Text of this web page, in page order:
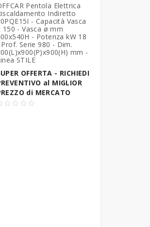
Pentola Elettrica
Indiretto
- Capacità Vasca
150 - Vasca ø mm
- Potenza kW 18
Prof. Serie 980 - Dim.
mm -
STILE
OFFERTA - RICHIEDI
al MIGLIOR
di MERCATO